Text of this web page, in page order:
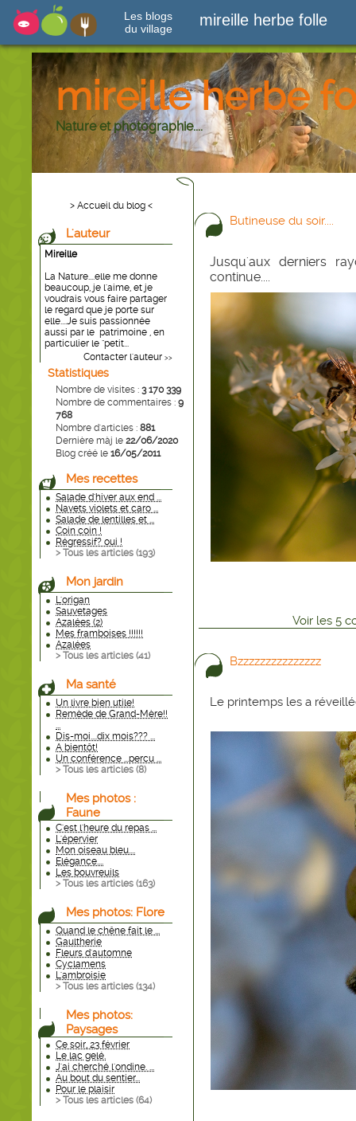
Les blogs
du village
mireille herbe folle
mireille herbe
Nature et photographie....
> Accueil du blog <
L'auteur
Mireille
La Nature....elle me donne
beaucoup, je l'aime, et je
voudrais vous faire partager
le regard que je porte sur
elle....Je suis passionnée
aussi par le patrimoine , en
particulier le "petit...
Contacter l'auteur >>
Statistiques
Nombre de visites : 3 170 339
Nombre de commentaires : 9
768
Nombre d'articles : 881
Dernière màj le 22/06/2020
Blog créé le 16/05/2011
Mes recettes
Salade d'hiver aux end ...
Navets violets et caro ...
Salade de lentilles et ...
Coin coin !
Régressif? oui !
> Tous les articles (193)
Mon jardin
L'origan
Sauvetages
Azalées (2)
Mes framboises !!!!!!
Azalées
> Tous les articles (41)
Ma santé
Un livre bien utile!
Remède de Grand-Mère!!
...
Dis-moi....dix mois??? ...
A bientôt!
Un conférence ...percu ...
> Tous les articles (8)
Mes photos :
Faune
C'est l'heure du repas ...
L'épervier
Mon oiseau bleu....
Elégance....
Les bouvreuils
> Tous les articles (163)
Mes photos: Flore
Quand le chêne fait le ...
Gaultherie
Fleurs d'automne
Cyclamens
L'ambroisie
> Tous les articles (134)
Mes photos:
Paysages
Ce soir, 23 février
Le lac gelé.
J'ai cherché l'ondine. ...
Au bout du sentier...
Pour le plaisir
> Tous les articles (64)
Butineuse du soir....
Jusqu'aux derniers
continue....
Voir les 5
Bzzzzzzzzzzzzzzz
Le printemps les a